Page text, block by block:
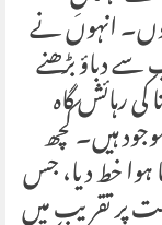
انہوں نے
دباؤ بڑھنے
رہائش گاہ
ہیں۔ کچھ
ہوا خط دیا، جس